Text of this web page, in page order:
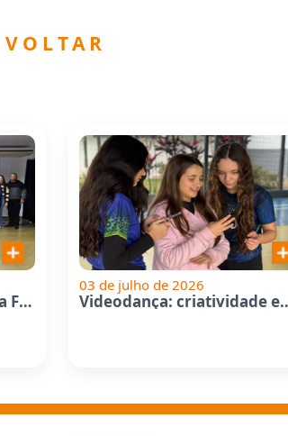
G9 celebra medalhistas da Fase...
03 de julho de 2026